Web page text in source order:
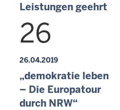
Leistungen geehrt
26
26.04.2019
„demokratie leben
– Die Europatour
durch NRW“